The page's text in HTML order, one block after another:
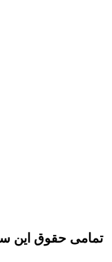
تمامی حقوق این